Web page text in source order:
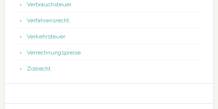
Verbrauchsteuer
Verfahrensrecht
Verkehrsteuer
Verrechnungspreise
Zollrecht